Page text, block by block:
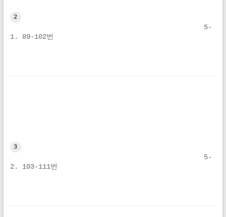
2
5-
1. 89-102번
3
5-
2. 103-111번